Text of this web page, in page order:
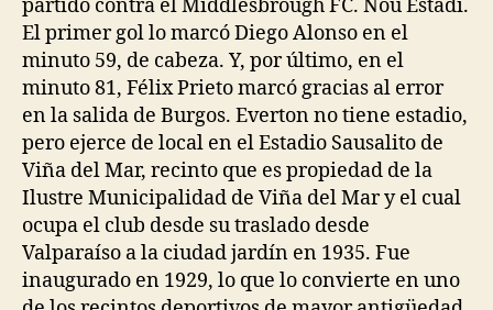
partido contra el Middlesbrough FC. Nou Estadi.
El primer gol lo marcó Diego Alonso en el
minuto 59, de cabeza. Y, por último, en el
minuto 81, Félix Prieto marcó gracias al error
en la salida de Burgos. Everton no tiene estadio,
pero ejerce de local en el Estadio Sausalito de
Viña del Mar, recinto que es propiedad de la
Ilustre Municipalidad de Viña del Mar y el cual
ocupa el club desde su traslado desde
Valparaíso a la ciudad jardín en 1935. Fue
inaugurado en 1929, lo que lo convierte en uno